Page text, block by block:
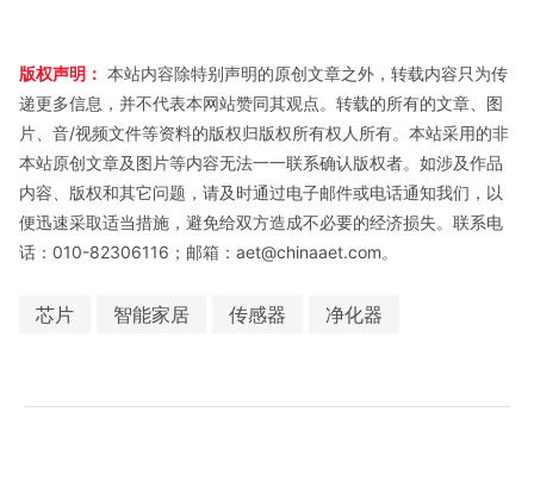
版权声明： 本站内容除特别声明的原创文章之外，转载内容只为传
递更多信息，并不代表本网站赞同其观点。转载的所有的文章、图
片、音/视频文件等资料的版权归版权所有权人所有。本站采用的非
本站原创文章及图片等内容无法一一联系确认版权者。如涉及作品
内容、版权和其它问题，请及时通过电子邮件或电话通知我们，以
便迅速采取适当措施，避免给双方造成不必要的经济损失。联系电
话：010-82306116；邮箱：aet@chinaaet.com。
芯片 智能家居 传感器 净化器